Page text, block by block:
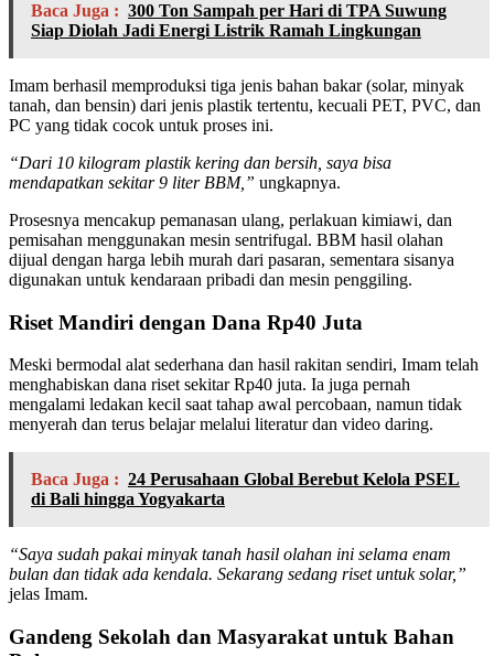
Baca Juga : 300 Ton Sampah per Hari di TPA Suwung
Siap Diolah Jadi Energi Listrik Ramah Lingkungan
Imam berhasil memproduksi tiga jenis bahan bakar (solar, minyak
tanah, dan bensin) dari jenis plastik tertentu, kecuali PET, PVC, dan
PC yang tidak cocok untuk proses ini.
“Dari 10 kilogram plastik kering dan bersih, saya bisa
mendapatkan sekitar 9 liter BBM,” ungkapnya.
Prosesnya mencakup pemanasan ulang, perlakuan kimiawi, dan
pemisahan menggunakan mesin sentrifugal. BBM hasil olahan
dijual dengan harga lebih murah dari pasaran, sementara sisanya
digunakan untuk kendaraan pribadi dan mesin penggiling.
Riset Mandiri dengan Dana Rp40 Juta
Meski bermodal alat sederhana dan hasil rakitan sendiri, Imam telah
menghabiskan dana riset sekitar Rp40 juta. Ia juga pernah
mengalami ledakan kecil saat tahap awal percobaan, namun tidak
menyerah dan terus belajar melalui literatur dan video daring.
Baca Juga : 24 Perusahaan Global Berebut Kelola PSEL
di Bali hingga Yogyakarta
“Saya sudah pakai minyak tanah hasil olahan ini selama enam
bulan dan tidak ada kendala. Sekarang sedang riset untuk solar,”
jelas Imam.
Gandeng Sekolah dan Masyarakat untuk Bahan